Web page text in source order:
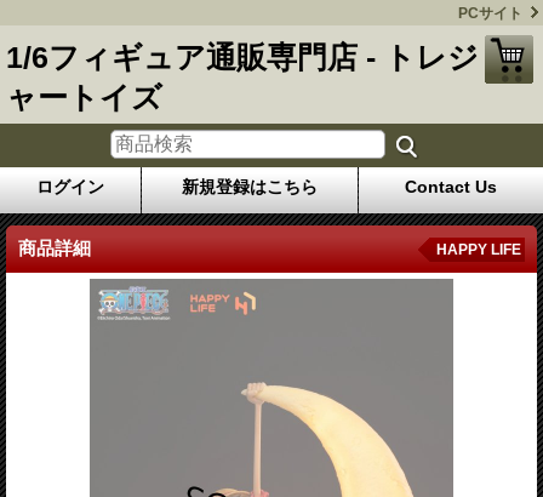
PCサイト
1/6フィギュア通販専門店 - トレジ
ャートイズ
ログイン 新規登録はこちら Contact Us
商品詳細 HAPPY LIFE